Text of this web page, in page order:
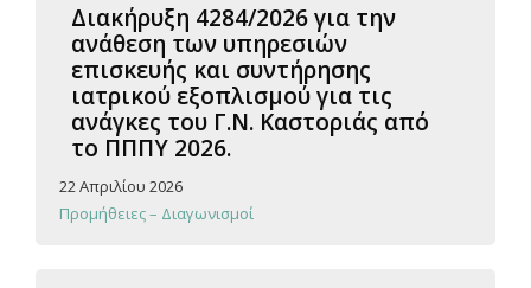
Διακήρυξη 4284/2026 για την
ανάθεση των υπηρεσιών
επισκευής και συντήρησης
ιατρικού εξοπλισμού για τις
ανάγκες του Γ.Ν. Καστοριάς από
το ΠΠΠΥ 2026.
22 Απριλίου 2026
Προμήθειες – Διαγωνισμοί